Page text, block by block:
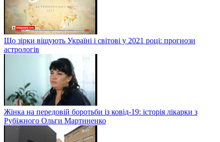
Що зірки віщують Україні і світові у 2021 році: прогнози
астрологів
Жінка на передовій боротьби із ковід-19: історія лікарки з
Рубіжного Ольги Мартиненко